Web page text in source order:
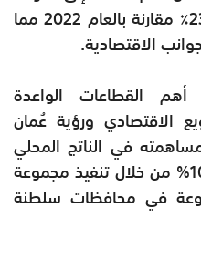
ملايين سائح بزيادة قدرها 23.5٪ مقارنة بالعام 2022 مما
الاقتصادية.
القطاعات الواعدة
الاقتصادي ورؤية عُمان
مساهمته في الناتج المحلي
الإجمالي من 2.6% إلى 6%-10% من خلال تنفيذ مجموعة
في محافظات سلطنة